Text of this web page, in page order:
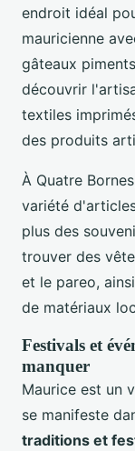
endroit idéal
mauricienne
gâteaux
découvrir
textiles
des produits
À Quatre
variété
plus des
trouver des
et le pareo,
de matériaux
Festivals et
manquer
Maurice est un
se manifeste
traditions et